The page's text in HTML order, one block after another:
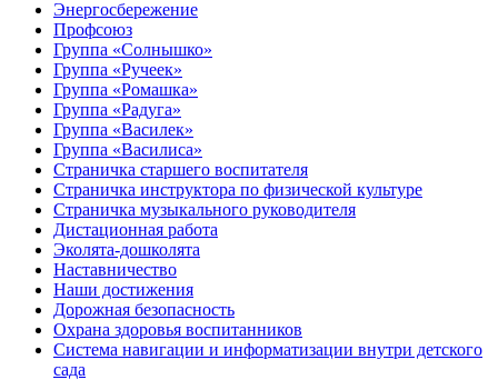
Энергосбережение
Профсоюз
Группа «Солнышко»
Группа «Ручеек»
Группа «Ромашка»
Группа «Радуга»
Группа «Василек»
Группа «Василиса»
Страничка старшего воспитателя
Страничка инструктора по физической культуре
Страничка музыкального руководителя
Дистационная работа
Эколята-дошколята
Наставничество
Наши достижения
Дорожная безопасность
Охрана здоровья воспитанников
Система навигации и информатизации внутри детского
сада